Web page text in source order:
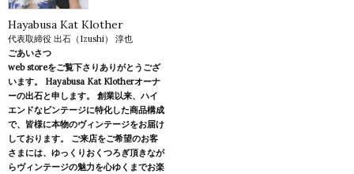
Hayabusa Kat Klother
代表取締役 出石（Izushi） 淳也
ごあいさつ
web storeをご覧下さりありがとうござ
います。 Hayabusa Kat Klotherオーナ
ーの出石と申します。 創業以来、ハイ
エンドなビンテージに特化した商品構成
で、皆様に本物のヴィンテージをお届け
しております。 ご来店をご希望のお客
さまには、ゆっくりおくつろぎ頂きなが
らヴィンテージの魅力を心ゆくまでお楽